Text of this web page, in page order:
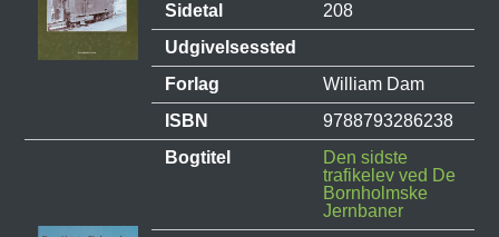
Sidetal
208
Udgivelsessted
Forlag
William Dam
ISBN
9788793286238
Bogtitel
Den sidste
trafikelev ved De
Bornholmske
Jernbaner